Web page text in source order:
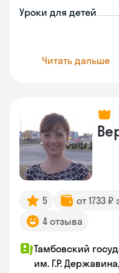
Уроки для детей
Читать дальше
5 от 1733 ₽
4 отзыва
Тамбовский
им. Г.Р.